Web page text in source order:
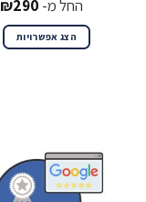
החל מ- ₪290
הצג אפשרויות